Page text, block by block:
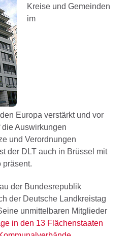
Kreise und Gemeinden
im
Europa verstärkt und vor
Auswirkungen
und Verordnungen
der DLT auch in Brüssel mit
präsent.
der Bundesrepublik
der Deutsche Landkreistag
unmittelbaren Mitglieder
in den 13 Flächenstaaten